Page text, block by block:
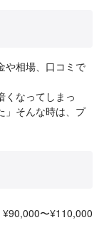
や相場、口コミで
くなってしまっ
」そんな時は、プ
¥90,000〜¥110,000